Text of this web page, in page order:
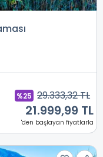
%25 29.333,32 TL
21.999,99 TL
'den başlayan fiyatlarla